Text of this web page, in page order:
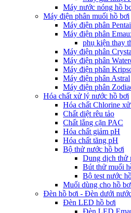
Máy nước nóng hồ
Máy điện phân muối hồ bơi
Máy điện phân
Máy điện phân
phụ kiện thay
Máy điện phân
Máy điện phân
Máy điện phân
Máy điện phân Astral
Máy điện phân
Hóa chất xử lý nước hồ bơi
Hóa chất Chlorine
Chất diệt rêu tảo
Chất lắng cặn PAC
Hóa chất giảm pH
Hóa chất tăng pH
Bộ thử nước hồ bơi
Dung dịch thử
Bút thử muối
Bộ test nước
Muối dùng cho hồ
Đèn hồ bơi - Đèn dưới
Đèn LED hồ bơi
Đèn LED